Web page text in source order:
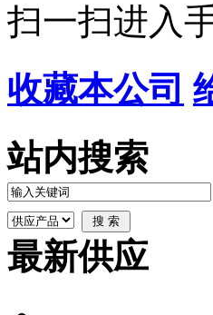
扫一扫进入
收藏本公司
站内搜索
最新供应